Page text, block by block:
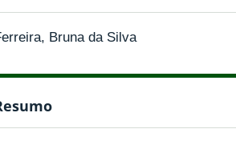
Bruna da Silva